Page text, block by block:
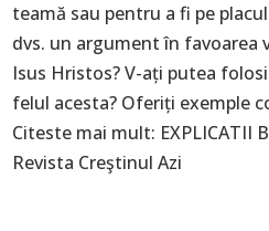
teamă sau pentru a fi pe
dvs. un argument în favoarea
Isus Hristos? V-ați putea
felul acesta? Oferiți exemple
Citeste mai mult: EXPLICATII
Revista Creştinul Azi